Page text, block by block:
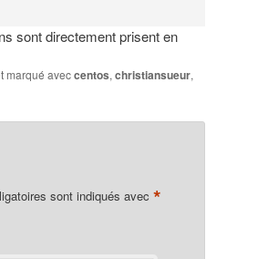
sont directement prisent en
marqué aveccentos, christiansueur,
sont indiqués avec*